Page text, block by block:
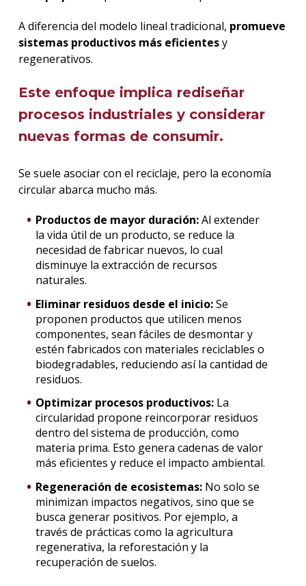
A diferencia del modelo lineal tradicional, promueve
sistemas productivos más eficientesy
regenerativos.
Este enfoque implica rediseñar
procesos industriales y considerar
nuevas formas de consumir.
Se suele asociar con el reciclaje, pero la economía
circular abarca mucho más.
Productos de mayor duración:Al extender
la vida útil de un producto, se reduce la
necesidad de fabricar nuevos, lo cual
disminuye la extracción de recursos
naturales.
Eliminar residuos desde el inicio:Se
proponen productos que utilicen menos
componentes, sean fáciles de desmontar y
estén fabricados con materiales reciclables o
biodegradables, reduciendo así la cantidad de
residuos.
Optimizar procesos productivos:La
circularidad propone reincorporar residuos
dentro del sistema de producción, como
materia prima. Esto genera cadenas de valor
más eficientes y reduce el impacto ambiental.
Regeneración de ecosistemas:No solo se
minimizan impactos negativos, sino que se
busca generar positivos. Por ejemplo, a
través de prácticas como la agricultura
regenerativa, la reforestación y la
recuperación de suelos.